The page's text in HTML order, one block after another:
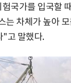
국가를 입국할
는 차체가 높아
"고 말했다.